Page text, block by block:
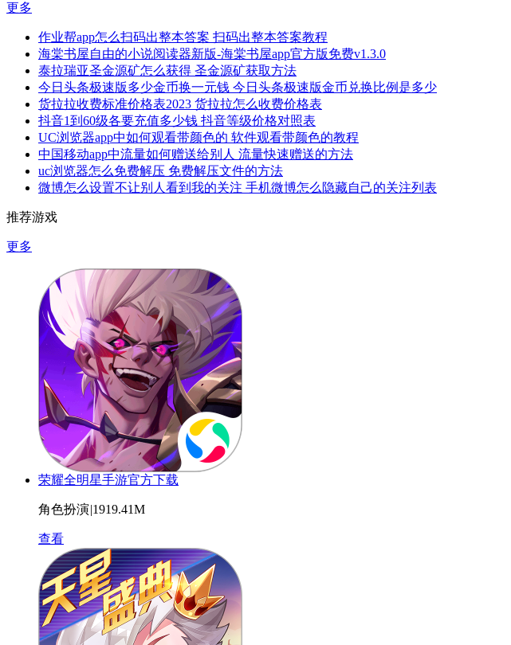
更多
作业帮app怎么扫码出整本答案 扫码出整本答案教程
海棠书屋自由的小说阅读器新版-海棠书屋app官方版免费v1.3.0
泰拉瑞亚圣金源矿怎么获得 圣金源矿获取方法
今日头条极速版多少金币换一元钱 今日头条极速版金币兑换比例是多少
货拉拉收费标准价格表2023 货拉拉怎么收费价格表
抖音1到60级各要充值多少钱 抖音等级价格对照表
UC浏览器app中如何观看带颜色的 软件观看带颜色的教程
中国移动app中流量如何赠送给别人 流量快速赠送的方法
uc浏览器怎么免费解压 免费解压文件的方法
微博怎么设置不让别人看到我的关注 手机微博怎么隐藏自己的关注列表
推荐游戏
更多
荣耀全明星手游官方下载
角色扮演|1919.41M
查看